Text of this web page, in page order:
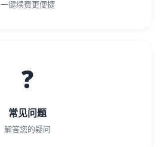
一键续费更便捷
❓
常见问题
解答您的疑问